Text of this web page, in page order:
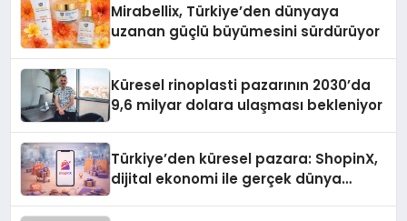
Mirabellix, Türkiye’den dünyaya
uzanan güçlü büyümesini sürdürüyor
Küresel rinoplasti pazarının 2030’da
9,6 milyar dolara ulaşması bekleniyor
Türkiye’den küresel pazara: ShopinX,
dijital ekonomi ile gerçek dünya